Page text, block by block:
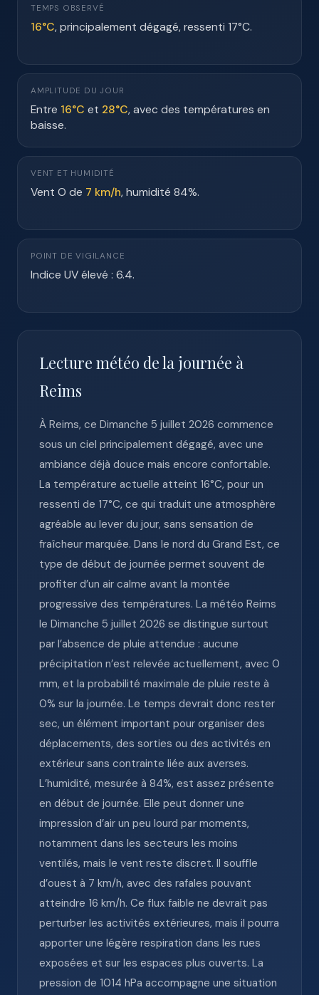
TEMPS OBSERVÉ
16°C, principalement dégagé, ressenti 17°C.
AMPLITUDE DU JOUR
Entre 16°C et 28°C, avec des températures en
baisse.
VENT ET HUMIDITÉ
Vent O de 7 km/h, humidité 84%.
POINT DE VIGILANCE
Indice UV élevé : 6.4.
Lecture météo de la journée à
Reims
À Reims, ce Dimanche 5 juillet 2026 commence
sous un ciel principalement dégagé, avec une
ambiance déjà douce mais encore confortable.
La température actuelle atteint 16°C, pour un
ressenti de 17°C, ce qui traduit une atmosphère
agréable au lever du jour, sans sensation de
fraîcheur marquée. Dans le nord du Grand Est, ce
type de début de journée permet souvent de
profiter d’un air calme avant la montée
progressive des températures. La météo Reims
le Dimanche 5 juillet 2026 se distingue surtout
par l’absence de pluie attendue : aucune
précipitation n’est relevée actuellement, avec 0
mm, et la probabilité maximale de pluie reste à
0% sur la journée. Le temps devrait donc rester
sec, un élément important pour organiser des
déplacements, des sorties ou des activités en
extérieur sans contrainte liée aux averses.
L’humidité, mesurée à 84%, est assez présente
en début de journée. Elle peut donner une
impression d’air un peu lourd par moments,
notamment dans les secteurs les moins
ventilés, mais le vent reste discret. Il souffle
d’ouest à 7 km/h, avec des rafales pouvant
atteindre 16 km/h. Ce flux faible ne devrait pas
perturber les activités extérieures, mais il pourra
apporter une légère respiration dans les rues
exposées et sur les espaces plus ouverts. La
pression de 1014 hPa accompagne une situation